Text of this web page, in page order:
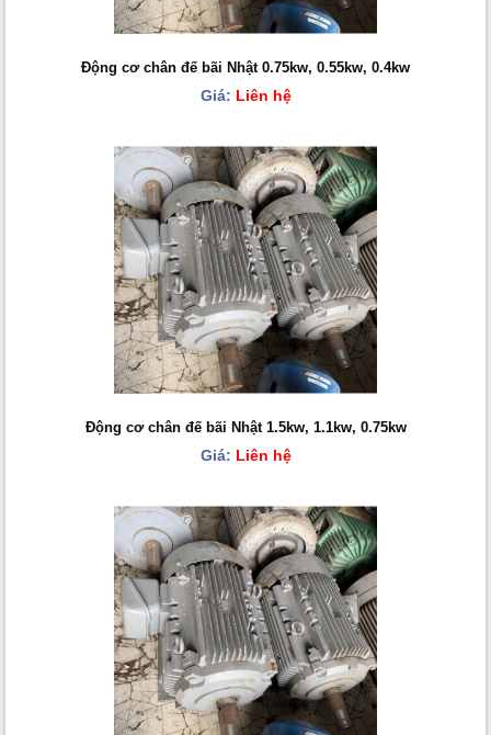
Động cơ chân đế bãi Nhật 0.75kw, 0.55kw, 0.4kw
Giá: Liên hệ
Động cơ chân đế bãi Nhật 1.5kw, 1.1kw, 0.75kw
Giá: Liên hệ